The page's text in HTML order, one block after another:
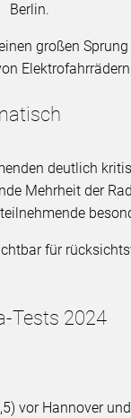
Berlin.
großen
deutlich
Mehrheit der
für
Tests 2024
vor Hannover